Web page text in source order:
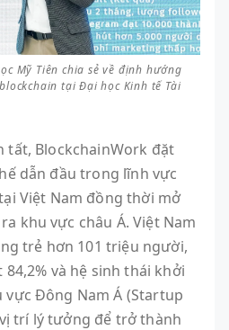
Mỹ Tiên chia sẻ về định hướng
tại Đại học Kinh tế Tài
tất, BlockchainWork đặt
dẫn đầu trong lĩnh vực
Việt Nam đồng thời mở
khu vực châu Á. Việt Nam
trẻ hơn 101 triệu người,
và hệ sinh thái khởi
Đông Nam Á (Startup
trí lý tưởng để trở thành